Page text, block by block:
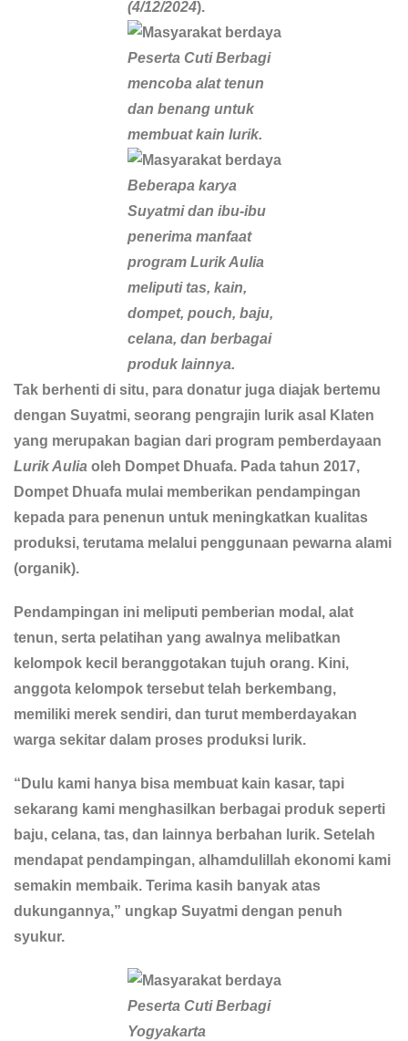
(4/12/2024).
Peserta Cuti Berbagi
mencoba alat tenun
dan benang untuk
membuat kain lurik.
Beberapa karya
Suyatmi dan ibu-ibu
penerima manfaat
program Lurik Aulia
meliputi tas, kain,
dompet, pouch, baju,
celana, dan berbagai
produk lainnya.
Tak berhenti di situ, para donatur juga diajak bertemu
dengan Suyatmi, seorang pengrajin lurik asal Klaten
yang merupakan bagian dari program pemberdayaan
Lurik Aulia oleh Dompet Dhuafa. Pada tahun 2017,
Dompet Dhuafa mulai memberikan pendampingan
kepada para penenun untuk meningkatkan kualitas
produksi, terutama melalui penggunaan pewarna alami
(organik).
Pendampingan ini meliputi pemberian modal, alat
tenun, serta pelatihan yang awalnya melibatkan
kelompok kecil beranggotakan tujuh orang. Kini,
anggota kelompok tersebut telah berkembang,
memiliki merek sendiri, dan turut memberdayakan
warga sekitar dalam proses produksi lurik.
“Dulu kami hanya bisa membuat kain kasar, tapi
sekarang kami menghasilkan berbagai produk seperti
baju, celana, tas, dan lainnya berbahan lurik. Setelah
mendapat pendampingan, alhamdulillah ekonomi kami
semakin membaik. Terima kasih banyak atas
dukungannya,” ungkap Suyatmi dengan penuh
syukur.
Peserta Cuti Berbagi
Yogyakarta